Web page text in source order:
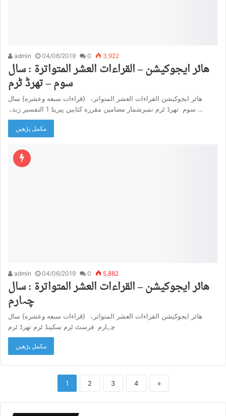
admin 04/06/2019 0 3,922
هائر ایجوکیشن – القراءات العشر المتواترۃ : سال
سوم – تھرڈ ٹرم
هائر ایجوکیشن القراءات العشر المتواترۃ {قراءات سبعه وعشره} سال
سوم تھرڈ ٹرم نمبرشمار مضامین مقرره کتابیں پیریڈ 1 التفسیر زبدۃ …
مکمل پڑھیں
admin 04/06/2019 0 5,882
هائر ایجوکیشن – القراءات العشر المتواترۃ : سال
چہارم
هائر ایجوکیشن القراءات العشر المتواترۃ {قراءات سبعه وعشره} سال
چہارم فرسٹ ٹرم سکینڈ ٹرم تھرڈ ٹرم
مکمل پڑھیں
1 2 3 4 »